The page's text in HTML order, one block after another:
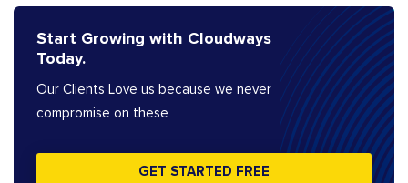
Start Growing with Cloudways
Today.
Our Clients Love us because we never
compromise on these
GET STARTED FREE